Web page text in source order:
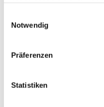
Notwendig
Präferenzen
Statistiken